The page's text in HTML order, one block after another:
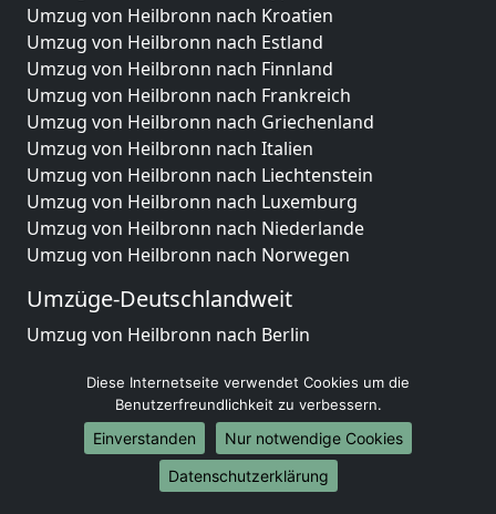
Umzug von Heilbronn nach Kroatien
Umzug von Heilbronn nach Estland
Umzug von Heilbronn nach Finnland
Umzug von Heilbronn nach Frankreich
Umzug von Heilbronn nach Griechenland
Umzug von Heilbronn nach Italien
Umzug von Heilbronn nach Liechtenstein
Umzug von Heilbronn nach Luxemburg
Umzug von Heilbronn nach Niederlande
Umzug von Heilbronn nach Norwegen
Umzüge-Deutschlandweit
Umzug von Heilbronn nach Berlin
Umzug von Heilbronn nach München
Umzug von Heilbronn nach Köln
Umzug von Heilbronn nach Frankfurt am Main
Umzug von Heilbronn nach Stuttgart
Umzug von Heilbronn nach Düsseldorf
Diese Internetseite verwendet Cookies um die
Benutzerfreundlichkeit zu verbessern.
Einverstanden
Nur notwendige Cookies
Datenschutzerklärung